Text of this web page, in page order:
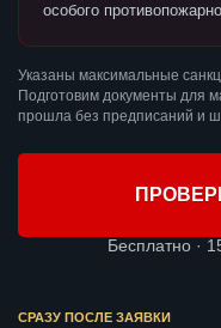
особого
Указаны максимальные
Подготовим документы для
прошла без предписаний и
Бесплатно ·
СРАЗУ ПОСЛЕ ЗАЯВКИ